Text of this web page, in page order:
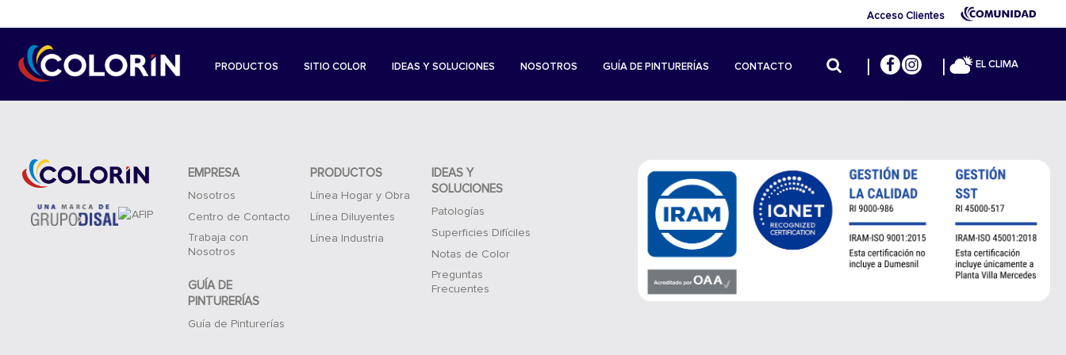
Acceso Clientes
PRODUCTOS SITIO COLOR IDEAS Y SOLUCIONES NOSOTROS GUÍA DE PINTURERÍAS CONTACTO EL CLIMA
EMPRESA
Nosotros
Centro de Contacto
Trabaja con
Nosotros
GUÍA DE
PINTURERÍAS
Guía de Pinturerías
PRODUCTOS
Línea Hogar y Obra
Línea Diluyentes
Línea Industria
IDEAS Y
SOLUCIONES
Patologías
Superficies Difíciles
Notas de Color
Preguntas
Frecuentes